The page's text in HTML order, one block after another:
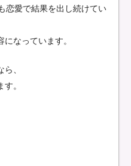
恋愛で結果を出し続けてい
なっています。
、
。